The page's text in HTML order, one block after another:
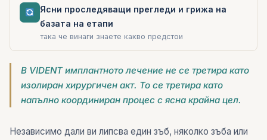
Ясни проследяващи прегледи и грижа на
базата на етапи
така че винаги знаете какво предстои
В VIDENT имплантното лечение не се третира като
изолиран хирургичен акт. То се третира като
напълно координиран процес с ясна крайна цел.
Независимо дали ви липсва един зъб, няколко зъба или